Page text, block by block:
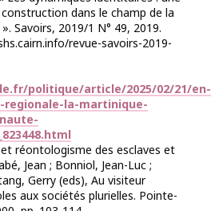
construction dans le champ de la
Savoirs, 2019/1 N° 49, 2019.
revue-savoirs-2019-
politique/article/2025/02/21/en-
la-martinique-
réontologisme des esclaves et
Jean ; Bonniol, Jean-Luc ;
Gerry (eds), Au visiteur
aux sociétés plurielles. Pointe-